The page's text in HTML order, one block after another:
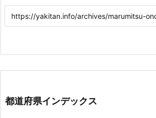
都道府県インデックス